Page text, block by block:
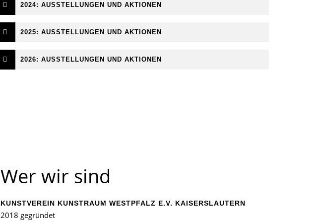
2024: AUSSTELLUNGEN UND AKTIONEN
2025: AUSSTELLUNGEN UND AKTIONEN
2026: AUSSTELLUNGEN UND AKTIONEN
Wer wir sind
KUNSTVEREIN KUNSTRAUM WESTPFALZ E.V. KAISERSLAUTERN
2018 gegründet